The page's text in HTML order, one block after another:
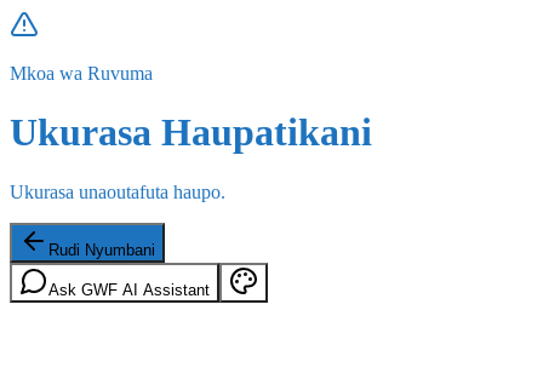
Mkoa wa Ruvuma
Ukurasa Haupatikani
Ukurasa unaoutafuta haupo.
Rudi Nyumbani
Ask GWF AI Assistant